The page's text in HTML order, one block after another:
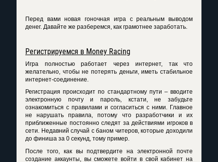
Перед вами новая гоночная игра с реальным выводом
денег. Давайте же разберемся, как грамотнее заработать.
Регистрируемся в Money Racing
Игра полностью работает через интернет, так что
желательно, чтобы не потерять деньги, иметь стабильное
интернет-соединение.
Регистрация происходит по стандартному пути – вводите
электронную почту и пароль, кстати, не забудьте
ознакомиться с правилами и согласиться с ними. Главное
не нарушать правила, потому что разработчики и их
приближенные постоянно следят за действиями игроков в
сети. Недавний случай с баном читеров, которые доходили
до финиша за 0 секунд, тому пример.
После того, как вы подтвердите на электронной почте
создание аккаунты, вы сможете войти в свой кабинет на